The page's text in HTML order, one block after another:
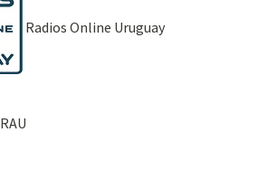
Radios Online Uruguay
RAU